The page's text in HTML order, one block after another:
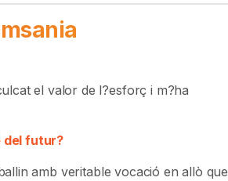
el valor de l?esforç i m?ha
del futur?
amb veritable vocació en allò que